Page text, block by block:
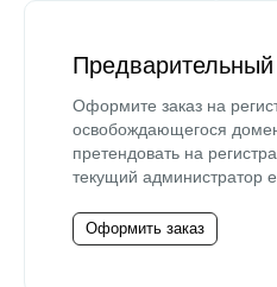
Предварительный
Оформите заказ на
освобождающегося
претендовать на
текущий администратор
Оформить заказ